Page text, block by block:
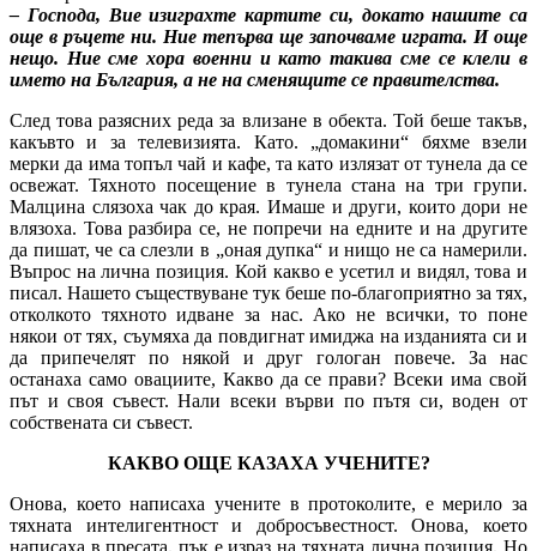
– Господа, Вие изиграхте картите си, докато нашите са
още в ръцете ни. Ние тепърва ще започваме играта. И още
нещо. Ние сме хора военни и като такива сме се клели в
името на България, а не на сменящите се правителства.
След това разясних реда за влизане в обекта. Той беше такъв,
какъвто и за телевизията. Като. „домакини“ бяхме взели
мерки да има топъл чай и кафе, та като излязат от тунела да се
освежат. Тяхното посещение в тунела стана на три групи.
Малцина слязоха чак до края. Имаше и други, които дори не
влязоха. Това разбира се, не попречи на едните и на другите
да пишат, че са слезли в „оная дупка“ и нищо не са намерили.
Въпрос на лична позиция. Кой какво е усетил и видял, това и
писал. Нашето съществуване тук беше по-благоприятно за тях,
отколкото тяхното идване за нас. Ако не всички, то поне
някои от тях, съумяха да повдигнат имиджа на изданията си и
да припечелят по някой и друг гологан повече. За нас
останаха само овациите, Какво да се прави? Всеки има свой
път и своя съвест. Нали всеки върви по пътя си, воден от
собствената си съвест.
КАКВО ОЩЕ КАЗАХА УЧЕНИТЕ?
Онова, което написаха учените в протоколите, е мерило за
тяхната интелигентност и добросъвестност. Онова, което
написаха в пресата, пък е израз на тяхната лична позиция. Но